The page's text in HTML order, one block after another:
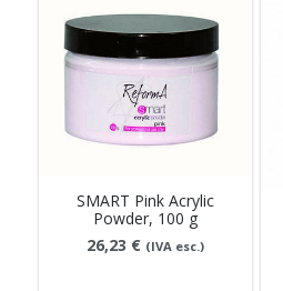
SMART Pink Acrylic
Powder, 100 g
26,23 € (IVA esc.)